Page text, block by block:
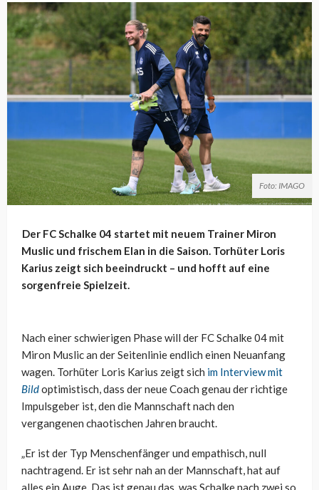
Foto: IMAGO
Der FC Schalke 04 startet mit neuem Trainer Miron
Muslic und frischem Elan in die Saison. Torhüter Loris
Karius zeigt sich beeindruckt – und hofft auf eine
sorgenfreie Spielzeit.
Nach einer schwierigen Phase will der FC Schalke 04 mit
Miron Muslic an der Seitenlinie endlich einen Neuanfang
wagen. Torhüter Loris Karius zeigt sich im Interview mit
Bildoptimistisch, dass der neue Coach genau der richtige
Impulsgeber ist, den die Mannschaft nach den
vergangenen chaotischen Jahren braucht.
„Er ist der Typ Menschenfänger und empathisch, null
nachtragend. Er ist sehr nah an der Mannschaft, hat auf
alles ein Auge. Das ist genau das, was Schalke nach zwei so